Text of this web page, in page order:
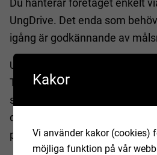
Du hanterar företaget enkelt
UngDrive. Det enda som
igång är godkännande av
U
Tillväxtverket, Almi, Vinnova
skapat en företagsform för alla
därmed kan sälja varor och
privatpersoner och företag i
Kakor
Vi använder kakor (cookies)
möjliga funktion på vår